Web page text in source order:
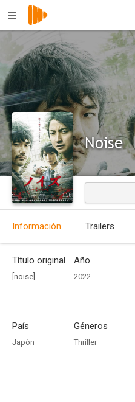
Noise
Información Trailers
Título original
[noise]
Año
2022
País
Japón
Géneros
Thriller